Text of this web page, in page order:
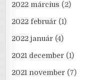
2022 március (2)
2022 február (1)
2022 január (4)
2021 december (1)
2021 november (7)